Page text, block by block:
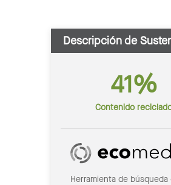
Descripción de
41%
Contenido
Herramienta de búsqueda